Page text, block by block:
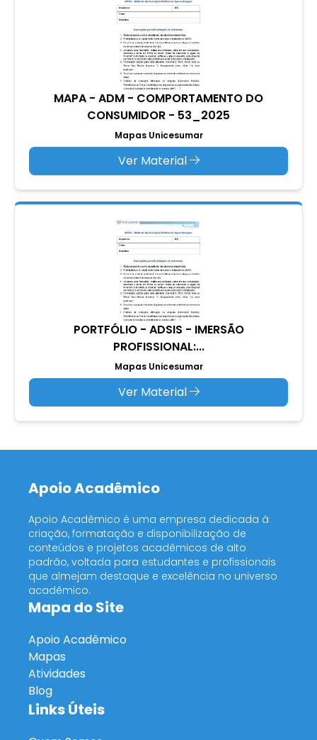
MAPA - ADM - COMPORTAMENTO DO
CONSUMIDOR - 53_2025
Mapas Unicesumar
Ver Material
PORTFÓLIO - ADSIS - IMERSÃO
PROFISSIONAL:...
Mapas Unicesumar
Ver Material
Apoio Acadêmico
Apoio Acadêmico é uma empresa dedicada à
criação, formatação e disponibilização de
conteúdos e projetos acadêmicos de alto
padrão, voltada para estudantes e profissionais
que almejam destaque e excelência no universo
acadêmico.
Mapa do Site
Apoio Acadêmico
Mapas
Atividades
Blog
Links Úteis